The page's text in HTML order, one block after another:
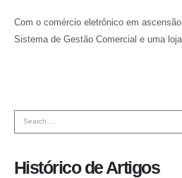
Com o comércio eletrônico em
Sistema de Gestão Comercial e uma
Histórico de Artigos